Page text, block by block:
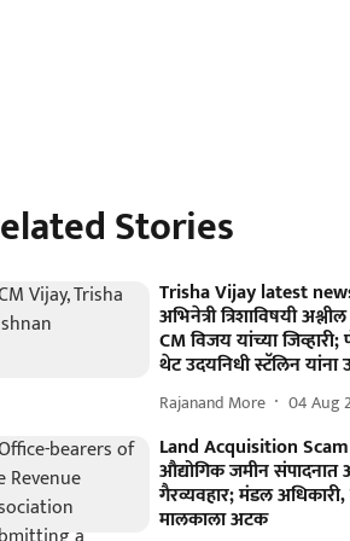
Stories
Trisha Vijay latest
अभिनेत्री त्रिशाविषयी
CM विजय यांच्या जिव्हारी;
थेट उदयनिधी स्टॅलिन
Rajanand More 04 Aug
Land Acquisition
औद्योगिक जमीन संपादनात
गैरव्यवहार; मंडल
मालकाला अटक